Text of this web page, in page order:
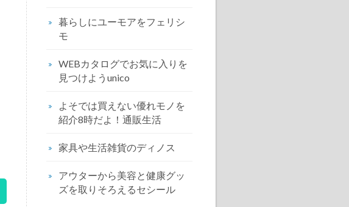
暮らしにユーモアをフェリシ
モ
WEBカタログでお気に入りを
見つけようunico
よそでは買えない優れモノを
紹介8時だよ！通販生活
家具や生活雑貨のディノス
アウターから美容と健康グッ
ズを取りそろえるセシール